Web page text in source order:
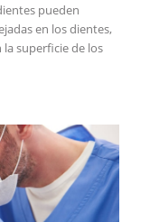
pueden
en los dientes,
superficie de los